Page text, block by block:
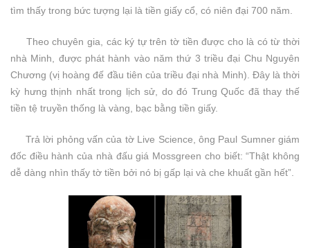
tìm thấy trong bức tượng lại là tiền giấy cổ, có niên đại 700 năm.
Theo chuyên gia, các ký tự trên tờ tiền được cho là có từ thời
nhà Minh, được phát hành vào năm thứ 3 triều đại Chu Nguyên
Chương (vị hoàng đế đầu tiên của triều đại nhà Minh). Đây là thời
kỳ hưng thịnh nhất trong lịch sử, do đó Trung Quốc đã thay thế
tiền tệ truyền thống là vàng, bạc bằng tiền giấy.
Trả lời phỏng vấn của tờ Live Science, ông Paul Sumner giám
đốc điều hành của nhà đấu giá Mossgreen cho biết: “Thật không
dễ dàng nhìn thấy tờ tiền bởi nó bị gấp lại và che khuất gần hết”.